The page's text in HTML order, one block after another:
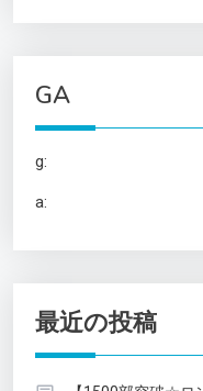
GA
g:
a:
最近の投稿